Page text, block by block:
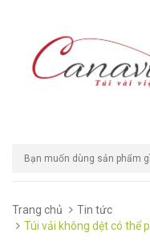
Trang chủ
Tin tức
Túi vải không dệt có thể